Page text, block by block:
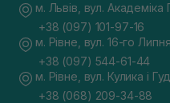
м. Львів, вул.
+38 (097) 101-97-16
м. Рівне, вул. 16-го
+38 (097) 544-61-44
м. Рівне, вул. Кулика і
+38 (068) 209-34-88